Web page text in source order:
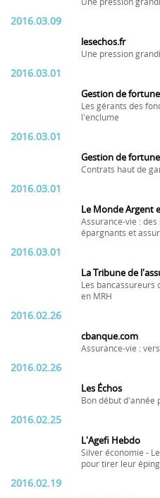
Une pression
2016.03.09
lesechos.fr
Une pression
2016.03.01
Gestion de fortune
Les gérants des
l'enclume
2016.03.01
Gestion de fortune
Contrats haut de
2016.03.01
Le Monde Argent
Assurance-vie :
épargnants et
2016.03.01
La Tribune de
Les bancassureurs
en MRH
2016.02.26
cbanque.com
Assurance-vie :
2016.02.26
Les Échos
Bon début d'année
2016.02.25
L'Agefi Hebdo
Silver économie -
pour tirer leur
2016.02.19